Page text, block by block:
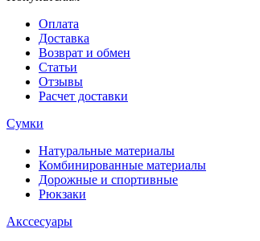
Оплата
Доставка
Возврат и обмен
Статьи
Отзывы
Расчет доставки
Сумки
Натуральные материалы
Комбинированные материалы
Дорожные и спортивные
Рюкзаки
Акссесуары